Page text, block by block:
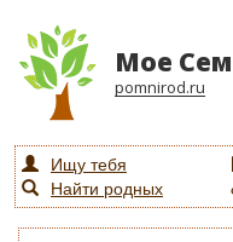
Мое
pomnirod.ru
Ищу тебя
Найти родных